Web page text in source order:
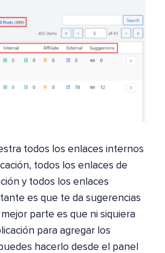
todos los enlaces internos
todos los enlaces de
y todos los enlaces
es que te da sugerencias
parte es que ni siquiera
para agregar los
hacerlo desde el panel